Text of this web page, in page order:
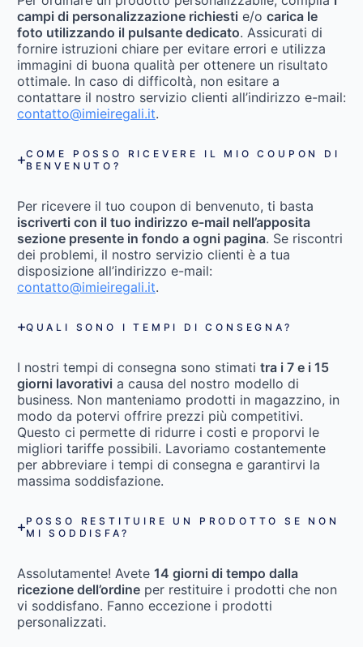
campi di personalizzazione richiesti e/o carica le
foto utilizzando il pulsante dedicato. Assicurati di
fornire istruzioni chiare per evitare errori e utilizza
immagini di buona qualità per ottenere un risultato
ottimale. In caso di difficoltà, non esitare a
contattare il nostro servizio clienti all’indirizzo e-mail:
contatto@imieiregali.it.
COME POSSO RICEVERE IL MIO COUPON DI
BENVENUTO?
Per ricevere il tuo coupon di benvenuto, ti basta
iscriverti con il tuo indirizzo e-mail nell’apposita
sezione presente in fondo a ogni pagina. Se riscontri
dei problemi, il nostro servizio clienti è a tua
disposizione all’indirizzo e-mail:
contatto@imieiregali.it.
QUALI SONO I TEMPI DI CONSEGNA?
I nostri tempi di consegna sono stimati tra i 7 e i 15
giorni lavorativi a causa del nostro modello di
business. Non manteniamo prodotti in magazzino, in
modo da potervi offrire prezzi più competitivi.
Questo ci permette di ridurre i costi e proporvi le
migliori tariffe possibili. Lavoriamo costantemente
per abbreviare i tempi di consegna e garantirvi la
massima soddisfazione.
POSSO RESTITUIRE UN PRODOTTO SE NON
MI SODDISFA?
Assolutamente! Avete 14 giorni di tempo dalla
ricezione dell’ordine per restituire i prodotti che non
vi soddisfano. Fanno eccezione i prodotti
personalizzati.